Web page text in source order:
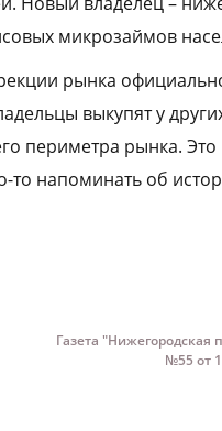
микрозаймов
рынка
выкупят у
периметра рынка. Это
то напоминать об
Газета "Нижегородская
№55 от